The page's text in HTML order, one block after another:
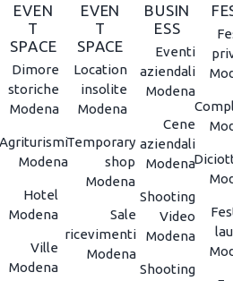
EVEN
T
SPACE
Dimore
storiche
Modena
Modena
Hotel
Modena
Ville
Modena
EVEN
T
SPACE
Location
insolite
Modena
Temporary
shop
Modena
Sale
ricevimenti
Modena
BUSIN
ESS
Eventi
aziendali
Modena
Cene
aziendali
Modena
Shooting
Video
Modena
Shooting